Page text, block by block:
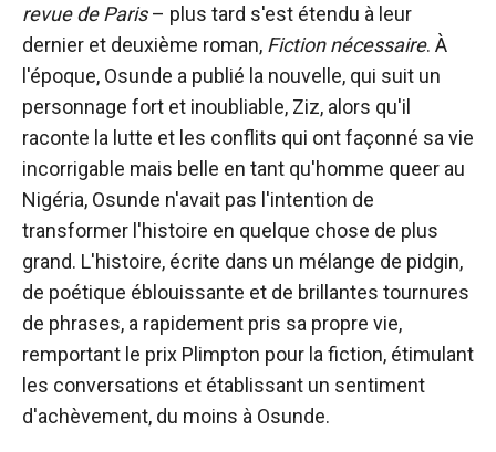
revue de Paris– plus tard s'est étendu à leur
dernier et deuxième roman, Fiction nécessaire. À
l'époque, Osunde a publié la nouvelle, qui suit un
personnage fort et inoubliable, Ziz, alors qu'il
raconte la lutte et les conflits qui ont façonné sa vie
incorrigable mais belle en tant qu'homme queer au
Nigéria, Osunde n'avait pas l'intention de
transformer l'histoire en quelque chose de plus
grand. L'histoire, écrite dans un mélange de pidgin,
de poétique éblouissante et de brillantes tournures
de phrases, a rapidement pris sa propre vie,
remportant le prix Plimpton pour la fiction, étimulant
les conversations et établissant un sentiment
d'achèvement, du moins à Osunde.